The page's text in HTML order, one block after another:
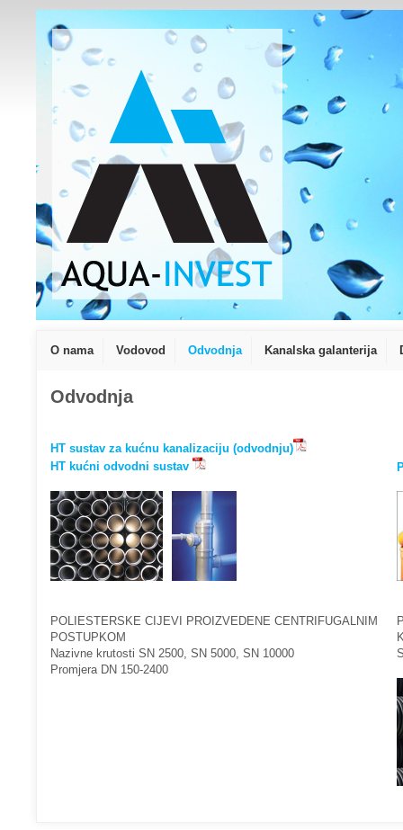
O nama Vodovod Odvodnja Kanalska galanterija
Odvodnja
HT sustav za kućnu kanalizaciju (odvodnju)
HT kućni odvodni sustav
POLIESTERSKE CIJEVI PROIZVEDENE CENTRIFUGALNIM
POSTUPKOM
Nazivne krutosti SN 2500, SN 5000, SN 10000
Promjera DN 150-2400